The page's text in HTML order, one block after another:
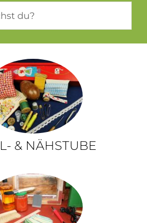
& NÄHSTUBE